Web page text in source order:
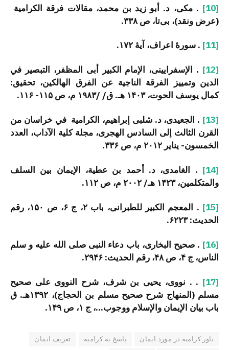
[10]
. مکی، د. أبو زید بن محمد، مقالات فرقة الکرامیة
(عرض ونقد)، بی‌تا، ص ۳۳۸.
[11] . سورۀ اعراف، آیۀ ۱۷۲.
[12]
. الإسفرایینی، الإمام الکبیر أبی المظفر، التبصیر في
الدین وتمییز الفرقة الناجیة عن الفرق الهالکین، تحقیق:
کمال یوسف الحوت، ۱۴۰۳ هـ. ق/ /۱۹۸۳ م، ص ۱۱۵- ۱۱۶.
[13]
. الجعیدی، د. شلبی إبراهیم، الکرامیة في خراسان من
القرن الثالث إلی السادس الهجری، مجلة کلیة الآداب، العدد
الخمسون- ینایر ۲۰۱۲ م، ص ۳۳۶.
[14]
. الغامدی، د. أحمد بن عطیة، الإیمان بین السلف
والمتکلمین، ۱۴۲۳ هـ/ ۲۰۰۲ م، ص ۱۱۲.
[15]
. المعجم الکبیر للطبرانی، باب ۲، ج ۶، ص ۱۵۰، رقم
الحدیث: ۶۲۲۳.
[16]
. صحیح البخاری، باب دعاء النبی صلی الله علیه و سلم
الناس، ج ۴، ص ۴۸، رقم الحدیث: ۲۹۴۶.
[17]
. . نووی، یحیی بن شرف، شرح النووی علی صحیح
مسلم (المنهاج شرح صحیح مسلم بن الحجاج)، ۱۳۹۲هـ. ق
باب بیان الإیمان والإسلام ووجوب…، ج ۱، ص ۱۴۹.
باور کرامیه در مورد ایمان پاسخ به کرامیه
تعریف ایمان